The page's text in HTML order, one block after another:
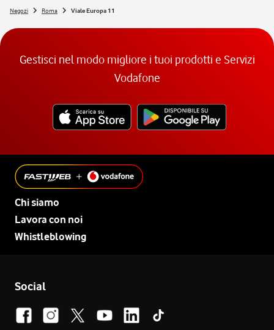
Negozi Roma Viale Europa 11
Gestisci nel modo migliore i tuoi prodotti e Servizi
Vodafone
Chi siamo
Lavora con noi
Whistleblowing
Social